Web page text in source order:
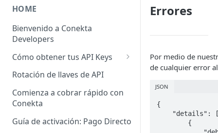
HOME
Bienvenido a Conekta
Developers
Cómo obtener tus API Keys
API Keys Producción
API Keys Pruebas
API Keys otros Negocios
Rotación de llaves de API
Comienza a cobrar rápido con
Conekta
Guía de activación: Pago Directo
Errores
Por medio de
de cualquier error
JSON
{